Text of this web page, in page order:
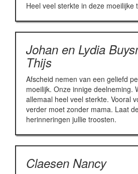
Heel veel sterkte in deze moeilijke
Johan en Lydia
Thijs
Afscheid nemen van een geliefd
moeilijk. Onze innige deelneming.
allemaal heel veel sterkte. Vooral
verder moet zonder mama. Laat
herinneringen jullie troosten.
Claesen Nancy